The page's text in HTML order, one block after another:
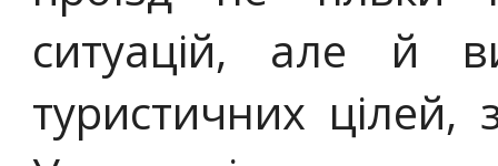
ситуацій, але й
туристичних